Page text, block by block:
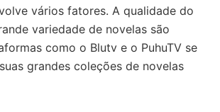
vários fatores. A qualidade do
variedade de novelas são
como o Blutv e o PuhuTV se
grandes coleções de novelas